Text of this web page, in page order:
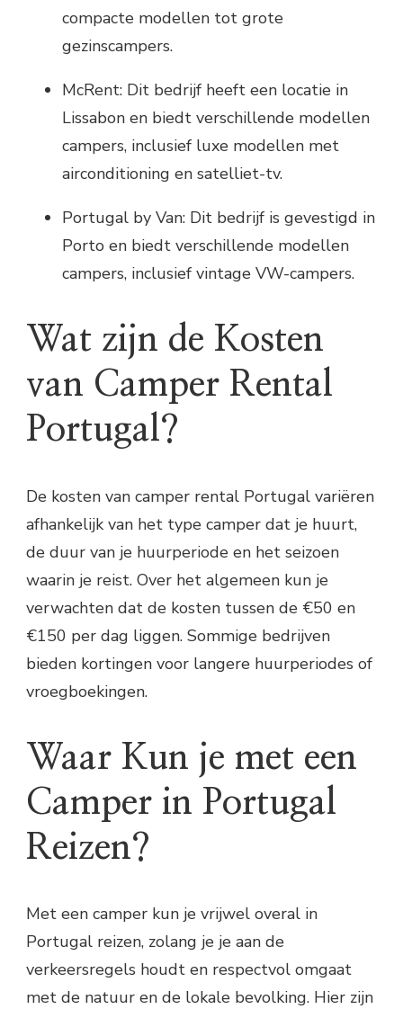
compacte modellen tot grote
gezinscampers.
McRent: Dit bedrijf heeft een locatie in
Lissabon en biedt verschillende modellen
campers, inclusief luxe modellen met
airconditioning en satelliet-tv.
Portugal by Van: Dit bedrijf is gevestigd in
Porto en biedt verschillende modellen
campers, inclusief vintage VW-campers.
Wat zijn de Kosten
van Camper Rental
Portugal?
De kosten van camper rental Portugal variëren
afhankelijk van het type camper dat je huurt,
de duur van je huurperiode en het seizoen
waarin je reist. Over het algemeen kun je
verwachten dat de kosten tussen de €50 en
€150 per dag liggen. Sommige bedrijven
bieden kortingen voor langere huurperiodes of
vroegboekingen.
Waar Kun je met een
Camper in Portugal
Reizen?
Met een camper kun je vrijwel overal in
Portugal reizen, zolang je je aan de
verkeersregels houdt en respectvol omgaat
met de natuur en de lokale bevolking. Hier zijn